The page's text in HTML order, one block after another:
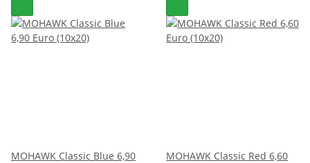
MOHAWK Classic Blue 6,90
MOHAWK Classic Red 6,60